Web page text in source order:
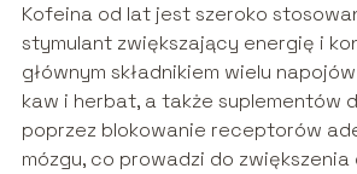
Kofeina od lat jest szeroko
stymulant zwiększający energię i
głównym składnikiem wielu
kaw i herbat, a także suplementów
poprzez blokowanie receptorów
mózgu, co prowadzi do zwiększenia